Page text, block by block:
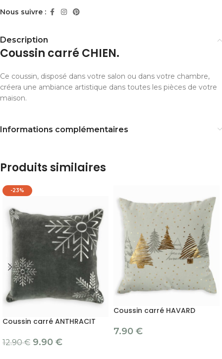
Nous suivre :
Description
Coussin carré CHIEN.
Ce coussin, disposé dans votre salon ou dans votre chambre,
créera une ambiance artistique dans toutes les pièces de votre
maison.
Informations complémentaires
Produits similaires
-23%
Coussin carré ANTHRACIT
12.90€ 9.90 €
Coussin carré HAVARD
7.90 €